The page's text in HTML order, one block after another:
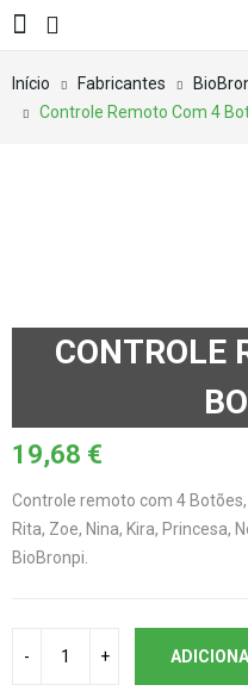
Início Fabricantes
Controle Remoto Com 4
CONTROLE
19,68 €
Controle remoto com 4
Rita, Zoe, Nina, Kira, Princesa,
BioBronpi.